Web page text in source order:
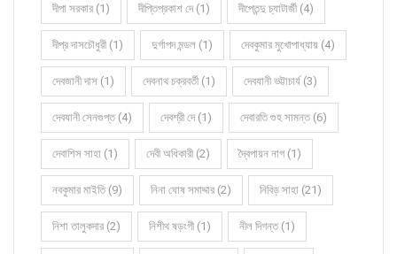
দীপা সরকার (1) দীপ্তিপ্রকাশ দে (1) দীপ্তেন্দু চ্যাটার্জী (4)
দীপ্র দাসচৌধুরী (1) দুর্গাপদ মন্ডল (1) দেবকুমার মুখোপাধ্যায় (4)
দেবজানী দাস (1) দেবনাথ চক্রবর্তী (1) দেবযানী ভট্টাচার্য (3)
দেবযানী সেনগুপ্ত (4) দেবশ্রী দে (1) দেবারতি গুহ সামন্ত (6)
দেবাশিস সাহা (1) দেবী অধিকারী (2) দ্বৈপায়ন নাগ (1)
নবকুমার মাইতি (9) নিনা ঘোষ সমাদ্দার (2) নিবিড় সাহা (21)
নিশা তালুকদার (2) নিশীথ ষড়ংগী (1) নীল দিগন্ত (1)